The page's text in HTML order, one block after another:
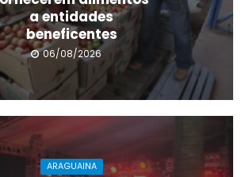
a entidades
beneficentes
06/08/2026
ARAGUAINA